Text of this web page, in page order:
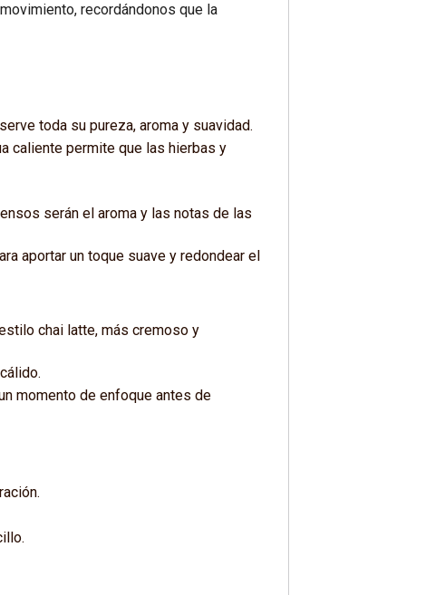
recordándonos que la
toda su pureza, aroma y suavidad.
caliente permite que las hierbas y
serán el aroma y las notas de las
aportar un toque suave y redondear el
chai latte, más cremoso y
momento de enfoque antes de